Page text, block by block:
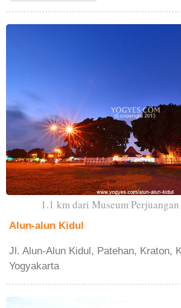
1.1 km dari Museum
Alun-alun Kidul
Jl. Alun-Alun Kidul, Patehan, Kraton,
Yogyakarta